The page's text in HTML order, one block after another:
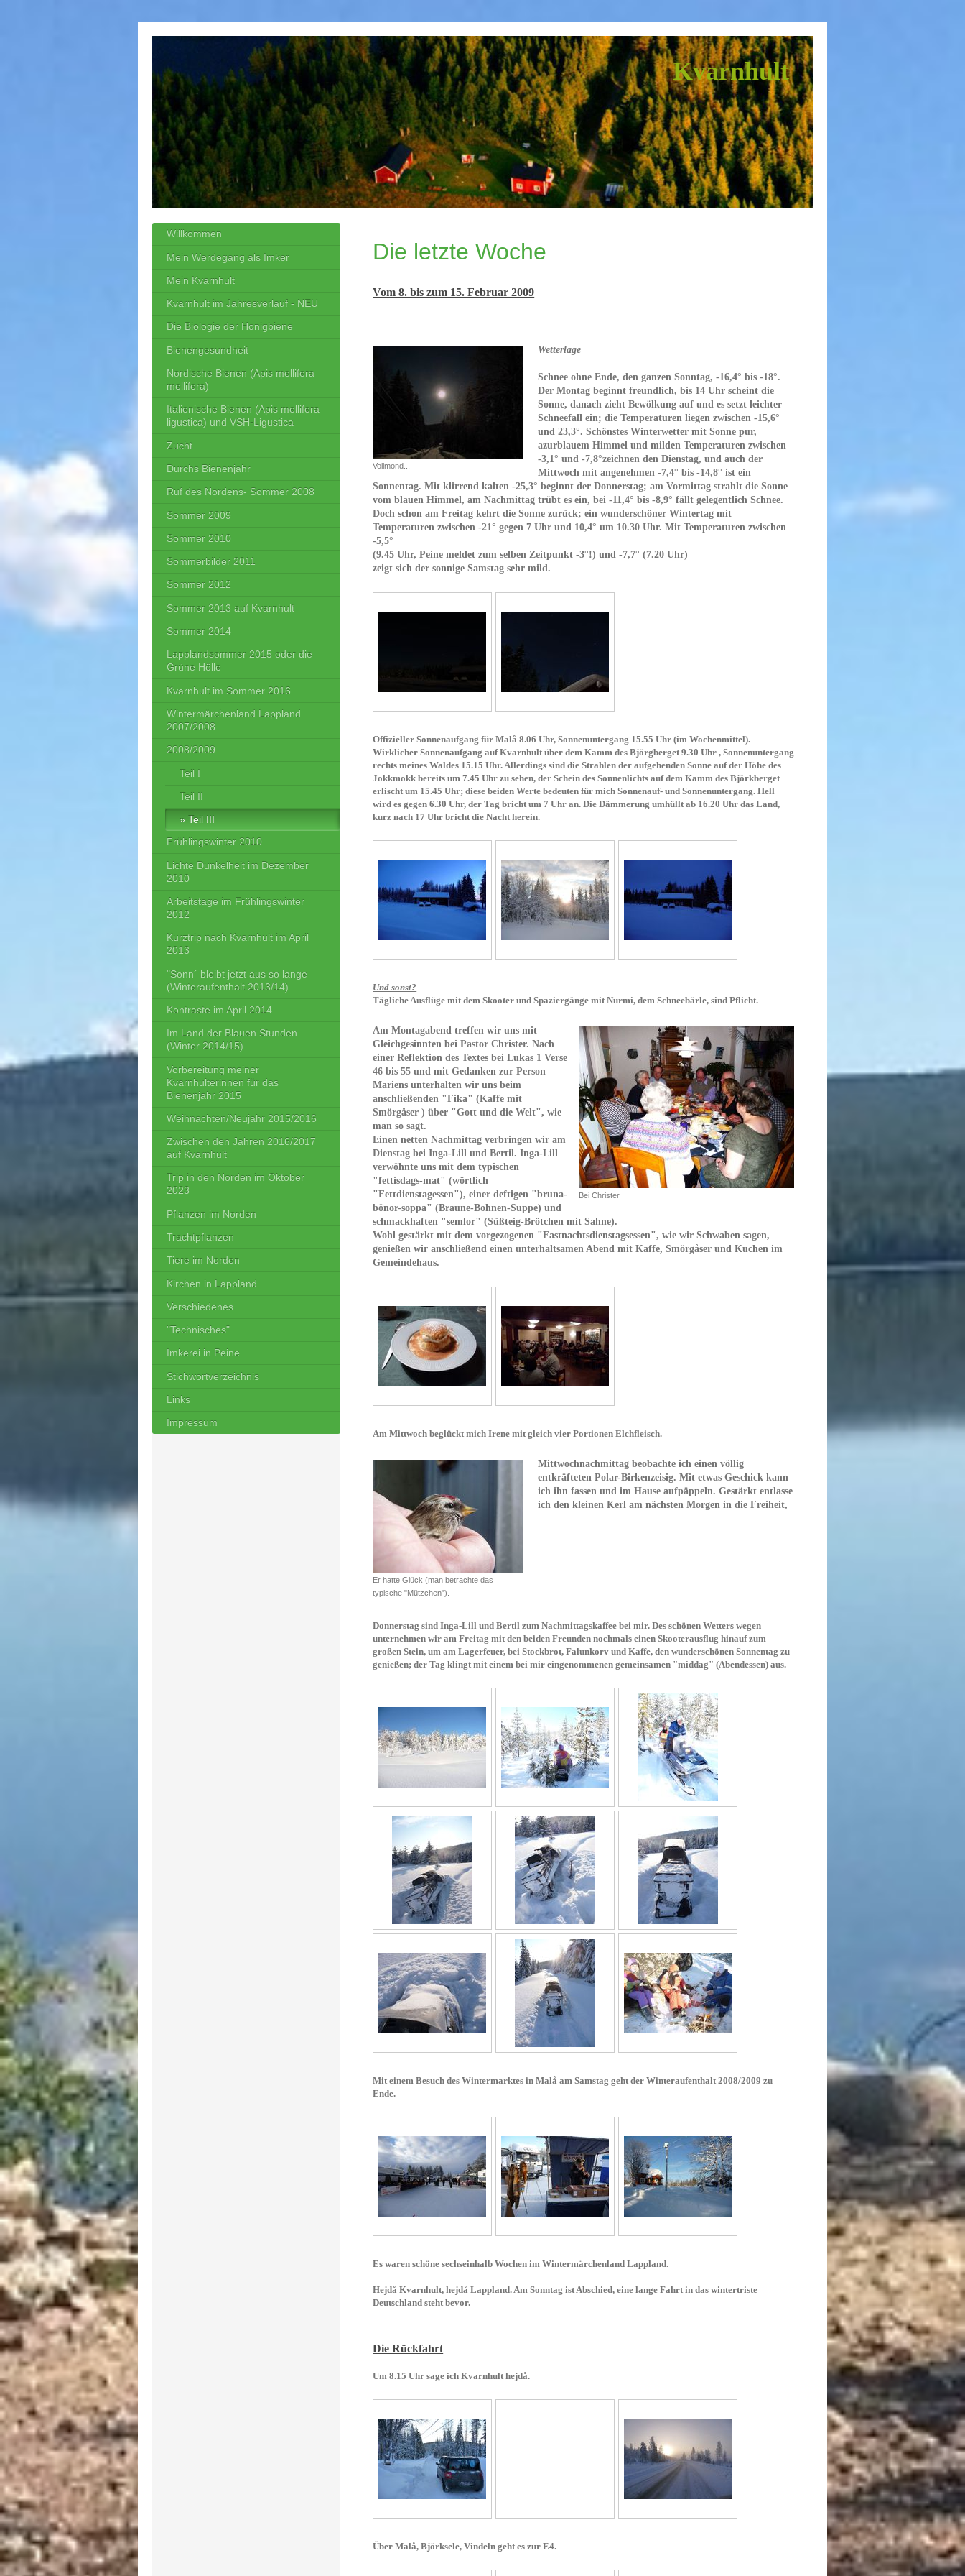
Kvarnhult
Die letzte Woche
Vom 8. bis zum 15. Februar 2009
Vollmond...
Wetterlage
Schnee ohne Ende, den ganzen Sonntag, -16,4° bis -18°.
Der Montag beginnt freundlich, bis 14 Uhr scheint die
Sonne, danach zieht Bewölkung auf und es setzt leichter
Schneefall ein; die Temperaturen liegen zwischen -15,6°
und 23,3°. Schönstes Winterwetter mit Sonne pur,
azurblauem Himmel und milden Temperaturen zwischen
-3,1° und -7,8°zeichnen den Dienstag, und auch der
Mittwoch mit angenehmen -7,4° bis -14,8° ist ein
Sonnentag. Mit klirrend kalten -25,3° beginnt der Donnerstag; am Vormittag strahlt die Sonne
vom blauen Himmel, am Nachmittag trübt es ein, bei -11,4° bis -8,9° fällt gelegentlich Schnee.
Doch schon am Freitag kehrt die Sonne zurück; ein wunderschöner Wintertag mit
Temperaturen zwischen -21° gegen 7 Uhr und 10,4° um 10.30 Uhr. Mit Temperaturen zwischen
-5,5°
(9.45 Uhr, Peine meldet zum selben Zeitpunkt -3°!) und -7,7° (7.20 Uhr)
zeigt sich der sonnige Samstag sehr mild.
Offizieller Sonnenaufgang für Malå 8.06 Uhr, Sonnenuntergang 15.55 Uhr (im Wochenmittel).
Wirklicher Sonnenaufgang auf Kvarnhult über dem Kamm des Björgberget 9.30 Uhr , Sonnenuntergang
rechts meines Waldes 15.15 Uhr. Allerdings sind die Strahlen der aufgehenden Sonne auf der Höhe des
Jokkmokk bereits um 7.45 Uhr zu sehen, der Schein des Sonnenlichts auf dem Kamm des Björkberget
erlischt um 15.45 Uhr; diese beiden Werte bedeuten für mich Sonnenauf- und Sonnenuntergang. Hell
wird es gegen 6.30 Uhr, der Tag bricht um 7 Uhr an. Die Dämmerung umhüllt ab 16.20 Uhr das Land,
kurz nach 17 Uhr bricht die Nacht herein.
Und sonst?
Tägliche Ausflüge mit dem Skooter und Spaziergänge mit Nurmi, dem Schneebärle, sind Pflicht.
Bei Christer
Am Montagabend treffen wir uns mit
Gleichgesinnten bei Pastor Christer. Nach
einer Reflektion des Textes bei Lukas 1 Verse
46 bis 55 und mit Gedanken zur Person
Mariens unterhalten wir uns beim
anschließenden "Fika" (Kaffe mit
Smörgåser ) über "Gott und die Welt", wie
man so sagt.
Einen netten Nachmittag verbringen wir am
Dienstag bei Inga-Lill und Bertil. Inga-Lill
verwöhnte uns mit dem typischen
"fettisdags-mat" (wörtlich
"Fettdienstagessen"), einer deftigen "bruna-
bönor-soppa" (Braune-Bohnen-Suppe) und
schmackhaften "semlor" (Süßteig-Brötchen mit Sahne).
Wohl gestärkt mit dem vorgezogenen "Fastnachtsdienstagsessen", wie wir Schwaben sagen,
genießen wir anschließend einen unterhaltsamen Abend mit Kaffe, Smörgåser und Kuchen im
Gemeindehaus.
Am Mittwoch beglückt mich Irene mit gleich vier Portionen Elchfleisch.
Er hatte Glück (man betrachte das
typische "Mützchen").
Mittwochnachmittag beobachte ich einen völlig
entkräfteten Polar-Birkenzeisig. Mit etwas Geschick kann
ich ihn fassen und im Hause aufpäppeln. Gestärkt entlasse
ich den kleinen Kerl am nächsten Morgen in die Freiheit,
Donnerstag sind Inga-Lill und Bertil zum Nachmittagskaffee bei mir. Des schönen Wetters wegen
unternehmen wir am Freitag mit den beiden Freunden nochmals einen Skooterausflug hinauf zum
großen Stein, um am Lagerfeuer, bei Stockbrot, Falunkorv und Kaffe, den wunderschönen Sonnentag zu
genießen; der Tag klingt mit einem bei mir eingenommenen gemeinsamen "middag" (Abendessen) aus.
Mit einem Besuch des Wintermarktes in Malå am Samstag geht der Winteraufenthalt 2008/2009 zu
Ende.
Es waren schöne sechseinhalb Wochen im Wintermärchenland Lappland.
Hejdå Kvarnhult, hejdå Lappland. Am Sonntag ist Abschied, eine lange Fahrt in das wintertriste
Deutschland steht bevor.
Die Rückfahrt
Um 8.15 Uhr sage ich Kvarnhult hejdå.
Über Malå, Björksele, Vindeln geht es zur E4.
Willkommen
Mein Werdegang als Imker
Mein Kvarnhult
Kvarnhult im Jahresverlauf - NEU
Die Biologie der Honigbiene
Bienengesundheit
Nordische Bienen (Apis mellifera
mellifera)
Italienische Bienen (Apis mellifera
ligustica) und VSH-Ligustica
Zucht
Durchs Bienenjahr
Ruf des Nordens- Sommer 2008
Sommer 2009
Sommer 2010
Sommerbilder 2011
Sommer 2012
Sommer 2013 auf Kvarnhult
Sommer 2014
Lapplandsommer 2015 oder die
Grüne Hölle
Kvarnhult im Sommer 2016
Wintermärchenland Lappland
2007/2008
2008/2009
Teil I
Teil II
Teil III
Frühlingswinter 2010
Lichte Dunkelheit im Dezember
2010
Arbeitstage im Frühlingswinter
2012
Kurztrip nach Kvarnhult im April
2013
"Sonn´ bleibt jetzt aus so lange
(Winteraufenthalt 2013/14)
Kontraste im April 2014
Im Land der Blauen Stunden
(Winter 2014/15)
Vorbereitung meiner
Kvarnhulterinnen für das
Bienenjahr 2015
Weihnachten/Neujahr 2015/2016
Zwischen den Jahren 2016/2017
auf Kvarnhult
Trip in den Norden im Oktober
2023
Pflanzen im Norden
Trachtpflanzen
Tiere im Norden
Kirchen in Lappland
Verschiedenes
"Technisches"
Imkerei in Peine
Stichwortverzeichnis
Links
Impressum